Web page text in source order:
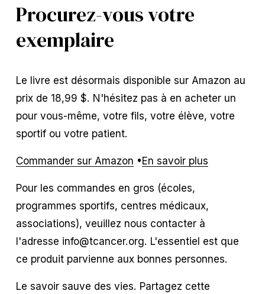
Procurez-vous votre
exemplaire
Le livre est désormais disponible sur Amazon au
prix de 18,99 $. N'hésitez pas à en acheter un
pour vous-même, votre fils, votre élève, votre
sportif ou votre patient.
Commander sur Amazon •En savoir plus
Pour les commandes en gros (écoles,
programmes sportifs, centres médicaux,
associations), veuillez nous contacter à
l'adresse info@tcancer.org. L'essentiel est que
ce produit parvienne aux bonnes personnes.
Le savoir sauve des vies. Partagez cette